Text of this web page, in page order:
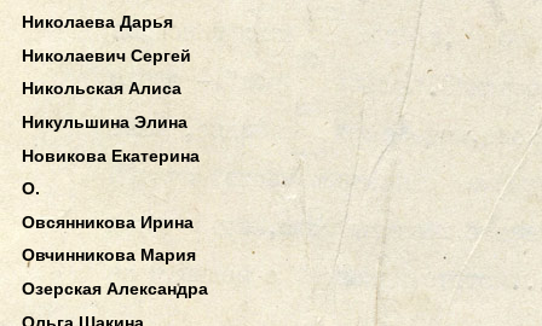
Николаева Дарья
Николаевич Сергей
Никольская Алиса
Никульшина Элина
Новикова Екатерина
О.
Овсянникова Ирина
Овчинникова Мария
Озерская Александра
Ольга Шакина